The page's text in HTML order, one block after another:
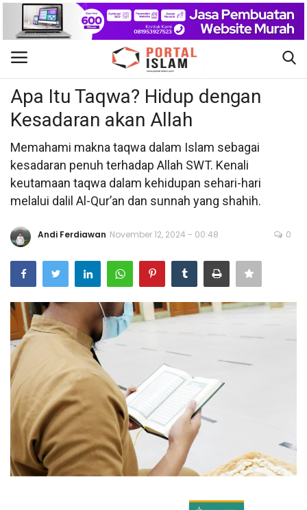
Gabung Daftar
Beranda
Kontak
Berita Islam
Nasional
Khutbah Jumat
Bisnis
Internasional
Al-Qur'an Online
Lifestyle
Olahraga
Apa Itu Taqwa? Hidup dengan
Kesadaran akan Allah
Memahami makna taqwa dalam Islam sebagai
kesadaran penuh terhadap Allah SWT. Kenali
keutamaan taqwa dalam kehidupan sehari-hari
melalui dalil Al-Qur’an dan sunnah yang shahih.
Andi Ferdiawan November 12, 2024 - 00:48 0